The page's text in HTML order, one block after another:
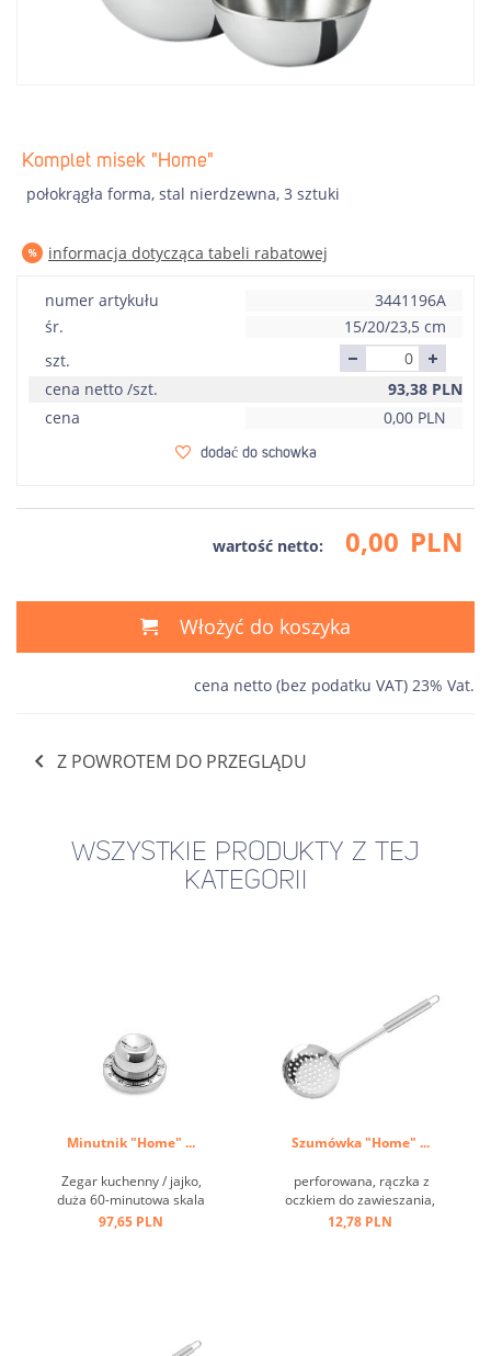
Komplet misek "Home"
połokrągła forma, stal nierdzewna, 3 sztuki
informacja dotycząca tabeli rabatowej
numer artykułu
3441196A
śr.
15/20/23,5 cm
szt.
cena netto /szt.
93,38 PLN
cena
0,00 PLN
dodać do schowka
wartość netto: 0,00 PLN
Włożyć do koszyka
cena netto (bez podatku VAT) 23% Vat.
Z POWROTEM DO PRZEGLĄDU
WSZYSTKIE PRODUKTY Z TEJ
KATEGORII
Minutnik "Home" ...
Zegar kuchenny / jajko,
duża 60-minutowa skala
czasowa, wielofunkcyjna
97,65 PLN
Szumówka "Home" ...
perforowana, rączka z
oczkiem do zawieszania,
stal nierdzewna ...
12,78 PLN